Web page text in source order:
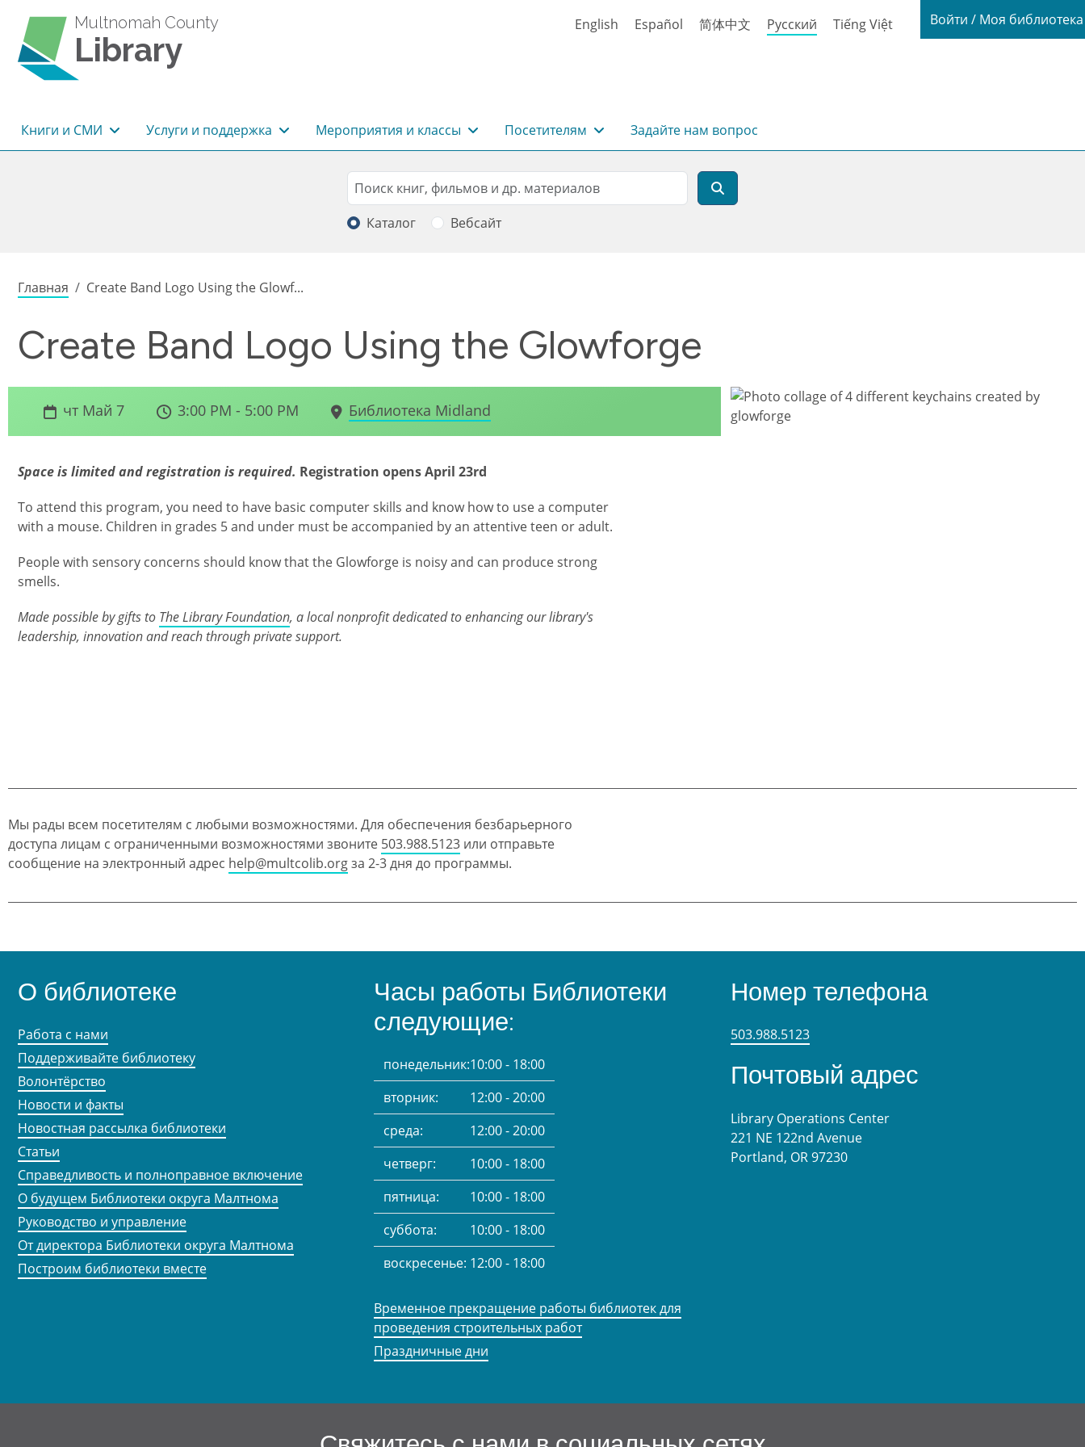
Multnomah County
Library
English Español 简体中文 Русский Tiếng Việt Login / My
Войти / Моя
Основная навигация
Книги и СМИ Услуги и поддержка Мероприятия и классы Посетителям Задайте нам вопрос
Search
Поиск
Каталог Вебсайт
Строка навигации
Главная Create Band Logo Using the Glowf...
Create Band Logo Using the Glowforge
чт Май 7 3:00 PM - 5:00 PM Библиотека Midland
Space is limited and registration is required. Registration opens April 23rd
To attend this program, you need to have basic computer skills and know how to use a computer
with a mouse. Children in grades 5 and under must be accompanied by an attentive teen or adult.
People with sensory concerns should know that the Glowforge is noisy and can produce strong
smells.
Made possible by gifts to The Library Foundation, a local nonprofit dedicated to enhancing our library's
leadership, innovation and reach through private support.
Мы рады всем посетителям с любыми возможностями. Для обеспечения безбарьерного
доступа лицам с ограниченными возможностями звоните 503.988.5123 или отправьте
сообщение на электронный адрес help@multcolib.orgза 2-3 дня до программы.
О библиотеке
Работа с нами
Поддерживайте библиотеку
Волонтёрство
Новости и факты
Новостная рассылка библиотеки
Статьи
Справедливость и полноправное включение
О будущем Библиотеки округа Малтнома
Руководство и управление
От директора Библиотеки округа Малтнома
Построим библиотеки вместе
Часы работы Библиотеки
следующие:
понедельник:10:00 - 18:00
вторник:
12:00 - 20:00
среда:
12:00 - 20:00
четверг:
10:00 - 18:00
пятница:
10:00 - 18:00
суббота:
10:00 - 18:00
воскресенье: 12:00 - 18:00
Временное прекращение работы библиотек для
проведения строительных работ
Праздничные дни
Номер телефона
503.988.5123
Почтовый адрес
Library Operations Center
221 NE 122nd Avenue
Portland, OR 97230